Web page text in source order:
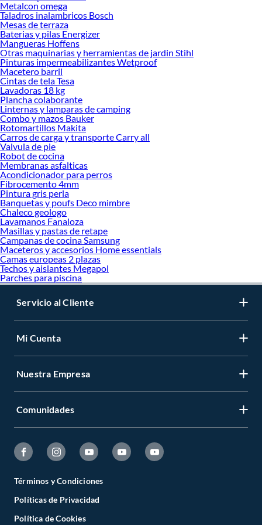
Encuentra una amplia variedad de productos de Cloro en Sodimac. Encuentra
todo lo necesario para tus proyectos de renovación y decoración. ¡Visítanos y
haz tus ideas realidad!
Metalcon omega
Taladros inalambricos Bosch
Mesas de terraza
Baterias y pilas Energizer
Mangueras Hoffens
Otras maquinarias y herramientas de jardin Stihl
Pinturas impermeabilizantes Wetproof
Macetero barril
Cintas de tela Tesa
Lavadoras 18 kg
Plancha colaborante
Linternas y lamparas de camping
Combo y mazos Bauker
Rotomartillos Makita
Carros de carga y transporte Carry all
Valvula de pie
Robot de cocina
Membranas asfalticas
Acondicionador para perros
Fibrocemento 4mm
Pintura gris perla
Banquetas y poufs Deco mimbre
Chaleco geologo
Lavamanos Fanaloza
Masillas y pastas de retape
Campanas de cocina Samsung
Maceteros y accesorios Home essentials
Camas europeas 2 plazas
Techos y aislantes Megapol
Parches para piscina
Servicio al Cliente
Mi Cuenta
Nuestra Empresa
Comunidades
Términos y Condiciones
Políticas de Privacidad
Política de Cookies